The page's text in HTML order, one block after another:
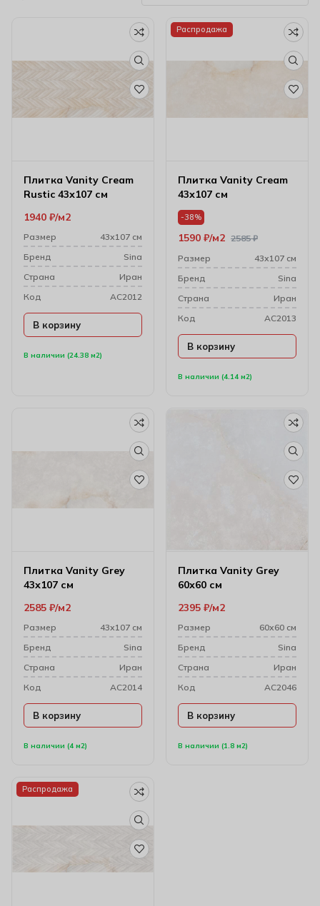
Плитка Vanity Cream
Rustic 43х107 см
В наличии (24.38 м2)
1940 ₽ м2
Размер
43х107 см
Бренд
Sina
Cтрана
Иран
Код
AC2012
В корзину
Распродажа
Плитка Vanity Cream
43х107 см
В наличии (4.14 м2)
-38%
2585₽
1590 ₽ м2
Размер
43х107 см
Бренд
Sina
Cтрана
Иран
Код
AC2013
В корзину
Плитка Vanity Grey
43х107 см
В наличии (4 м2)
2585 ₽ м2
Размер
43х107 см
Бренд
Sina
Cтрана
Иран
Код
AC2014
В корзину
Плитка Vanity Grey
60х60 см
В наличии (1.8 м2)
2395 ₽ м2
Размер
60х60 см
Бренд
Sina
Cтрана
Иран
Код
AC2046
В корзину
Распродажа